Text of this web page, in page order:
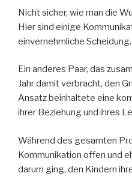
Nicht sicher, wie man die
Hier sind einige
einvernehmliche Scheidung.
Ein anderes Paar, das
Jahr damit verbracht, den
Ansatz beinhaltete eine
ihrer Beziehung und ihres
Während des gesamten
Kommunikation offen und
darum ging, den Kindern